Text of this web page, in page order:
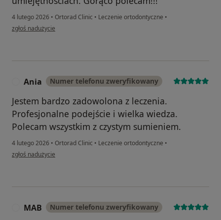
4 lutego 2026 • Ortorad Clinic • Leczenie ortodontyczne •
w opinii użytkownika Katarzyna
zgłoś nadużycie
Ania Numer telefonu zweryfikowany
Jestem bardzo zadowolona z leczenia.
Profesjonalne podejście i wielka wiedza.
Polecam wszystkim z czystym sumieniem.
4 lutego 2026 • Ortorad Clinic • Leczenie ortodontyczne •
w opinii użytkownika Ania
zgłoś nadużycie
MAB Numer telefonu zweryfikowany